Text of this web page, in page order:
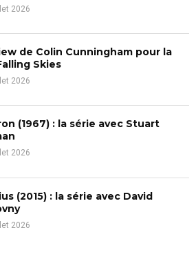
2026
de Colin Cunningham pour la
Skies
2026
(1967) : la série avec Stuart
2026
(2015) : la série avec David
2026